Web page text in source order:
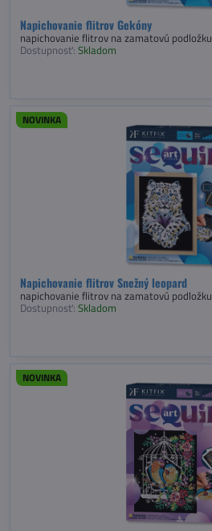
Napichovanie flitrov Gekóny
napichovanie flitrov na zamatovú podložku
Dostupnosť: Skladom
Napichovanie flitrov Snežný leopard
NOVINKA
napichovanie flitrov na zamatovú podložku
Dostupnosť: Skladom
NOVINKA